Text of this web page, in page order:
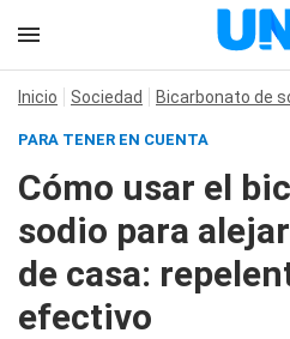
Inicio Sociedad Bicarbonato de
PARA TENER EN CUENTA
Cómo usar el
sodio para
de casa:
efectivo